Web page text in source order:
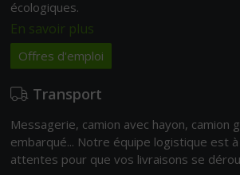
écologiques.
En savoir plus
Offres d'emploi
Transport
Messagerie, camion avec hayon, camion
embarqué... Notre équipe logistique est à
attentes pour que vos livraisons se